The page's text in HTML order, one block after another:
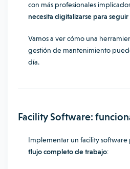
con más profesionales
necesita digitalizarse para
Vamos a ver cómo una
gestión de mantenimiento
día.
Facility Software:
Implementar un facility
flujo completo de trabajo: